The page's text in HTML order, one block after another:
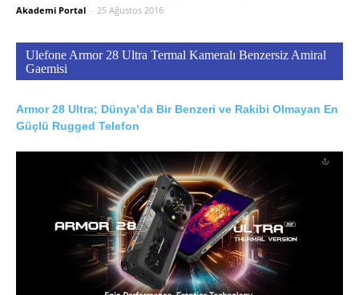
Akademi Portal - 25 Ağustos 2016
Ulefone Armor 28 Ultra Termal Kameralı Benzersiz Amiral
Gaemisi
Armor 28 Ultra; Dünya’da Bir Benzeri ve Rakibi Olmayan En
Güçlü Rugged Telefon